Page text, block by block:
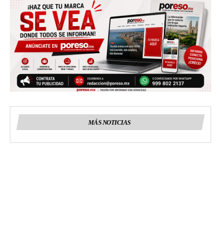
MÁS NOTICIAS